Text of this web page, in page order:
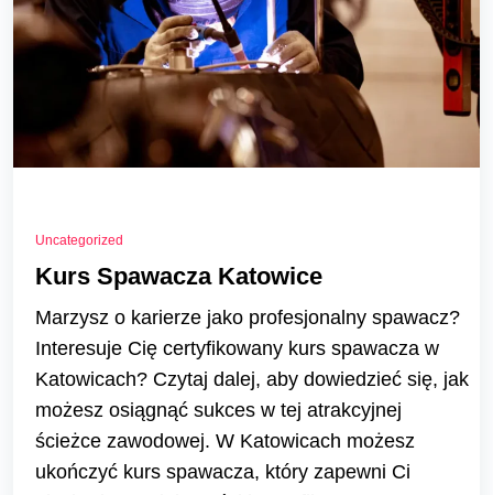
Uncategorized
Kurs Spawacza Katowice
Marzysz o karierze jako profesjonalny spawacz?
Interesuje Cię certyfikowany kurs spawacza w
Katowicach? Czytaj dalej, aby dowiedzieć się, jak
możesz osiągnąć sukces w tej atrakcyjnej
ścieżce zawodowej. W Katowicach możesz
ukończyć kurs spawacza, który zapewni Ci